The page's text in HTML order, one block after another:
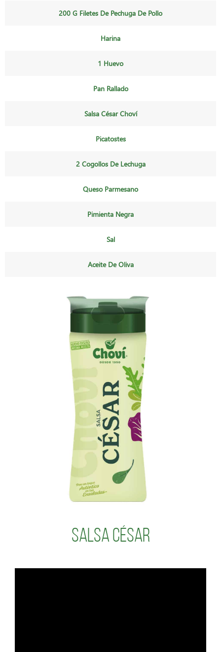
200 G Filetes De Pechuga De Pollo
Harina
1 Huevo
Pan Rallado
Salsa César Choví
Picatostes
2 Cogollos De Lechuga
Queso Parmesano
Pimienta Negra
Sal
Aceite De Oliva
Salsa César